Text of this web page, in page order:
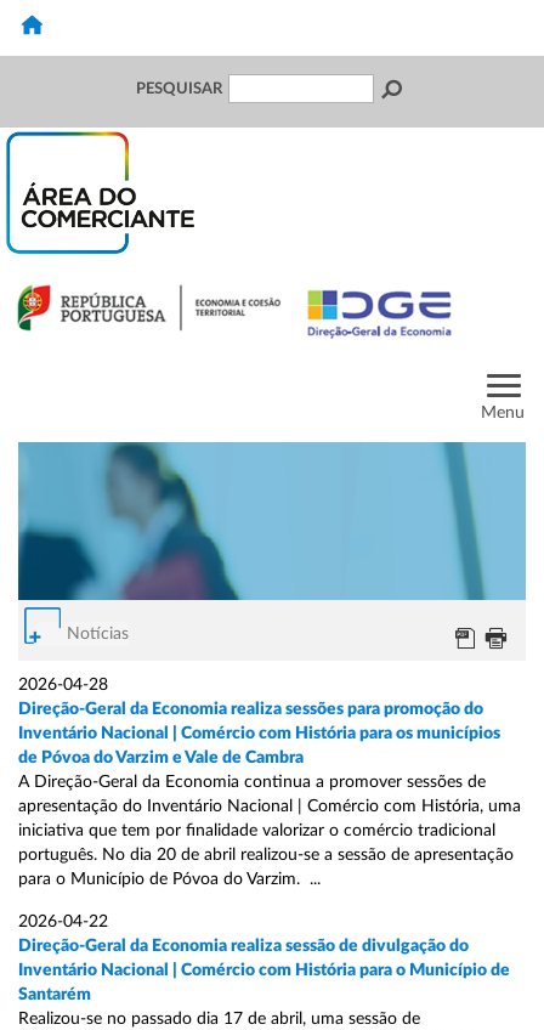
PESQUISAR
Menu
Notícias
2026-04-28
Direção-Geral da Economia realiza sessões para promoção do
Inventário Nacional | Comércio com História para os municípios
de Póvoa do Varzim e Vale de Cambra
A Direção-Geral da Economia continua a promover sessões de
apresentação do Inventário Nacional | Comércio com História, uma
iniciativa que tem por finalidade valorizar o comércio tradicional
português. No dia 20 de abril realizou-se a sessão de apresentação
para o Município de Póvoa do Varzim. ...
2026-04-22
Direção-Geral da Economia realiza sessão de divulgação do
Inventário Nacional | Comércio com História para o Município de
Santarém
Realizou-se no passado dia 17 de abril, uma sessão de